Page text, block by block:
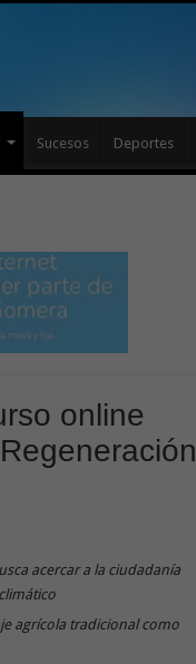
Sucesos Deportes
online
acercar a la ciudadanía
agrícola tradicional como